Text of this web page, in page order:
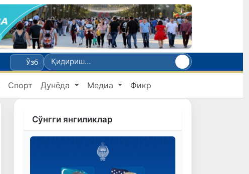
Ўзб
Спорт Дунёда Медиа Фикр
Сўнгги янгиликлар